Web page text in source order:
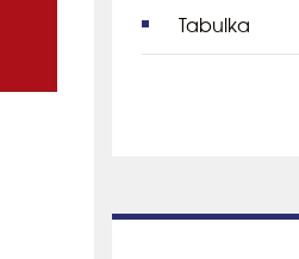
Tabulka